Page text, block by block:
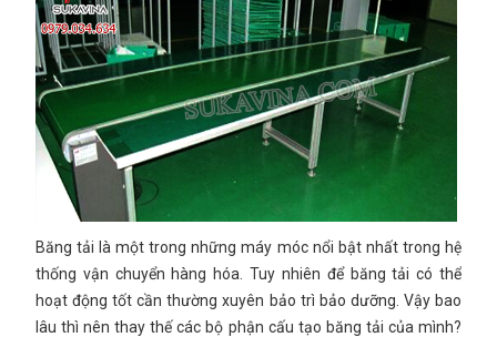
Băng tải là một trong những máy móc nổi bật nhất trong hệ
thống vận chuyển hàng hóa. Tuy nhiên để băng tải có thể
hoạt động tốt cần thường xuyên bảo trì bảo dưỡng. Vậy bao
lâu thì nên thay thế các bộ phận cấu tạo băng tải của mình?